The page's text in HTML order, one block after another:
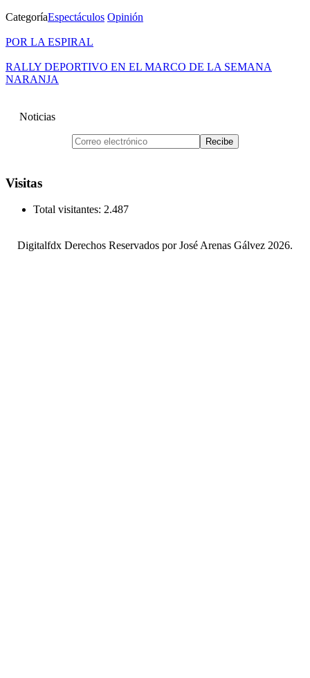
CategoríaEspectáculos Opinión
POR LA ESPIRAL
RALLY DEPORTIVO EN EL MARCO DE LA SEMANA
NARANJA
Noticias
Visitas
Total visitantes: 2.487
Digitalfdx Derechos Reservados por José Arenas Gálvez 2026.